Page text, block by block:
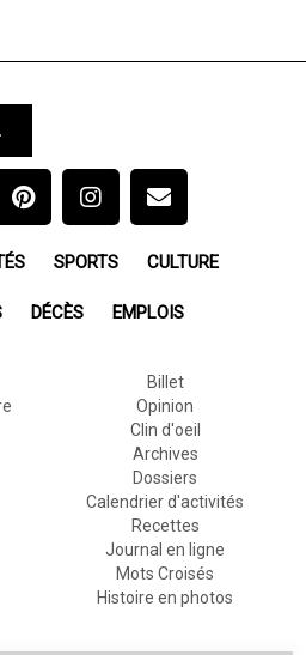
SPORTS CULTURE
DÉCÈS EMPLOIS
Billet
Opinion
Clin d'oeil
Archives
Dossiers
Calendrier d'activités
Recettes
Journal en ligne
Mots Croisés
Histoire en photos